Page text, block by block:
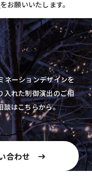
をお願いいたします。
ネーションデザインを
入れた制御演出のご相
談はこちらから。
合わせ